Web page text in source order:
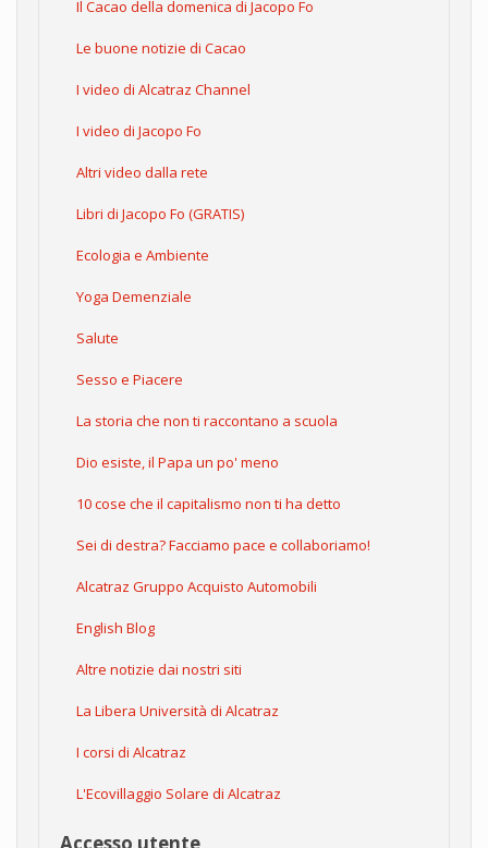
Il Cacao della domenica di Jacopo Fo
Le buone notizie di Cacao
I video di Alcatraz Channel
I video di Jacopo Fo
Altri video dalla rete
Libri di Jacopo Fo (GRATIS)
Ecologia e Ambiente
Yoga Demenziale
Salute
Sesso e Piacere
La storia che non ti raccontano a scuola
Dio esiste, il Papa un po' meno
10 cose che il capitalismo non ti ha detto
Sei di destra? Facciamo pace e collaboriamo!
Alcatraz Gruppo Acquisto Automobili
English Blog
Altre notizie dai nostri siti
La Libera Università di Alcatraz
I corsi di Alcatraz
L'Ecovillaggio Solare di Alcatraz